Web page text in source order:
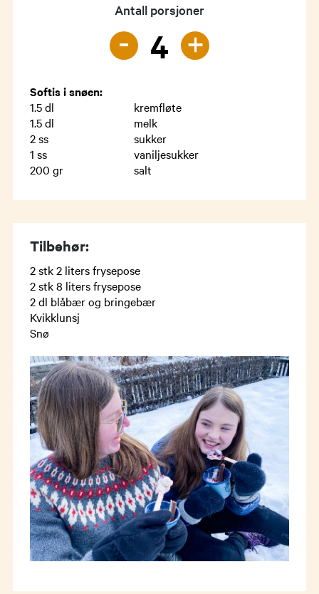
Antall porsjoner
- 4 +
Softis i snøen:
1.5dl
kremfløte
1.5dl
melk
2ss
sukker
1 ss
vaniljesukker
200 gr salt
Tilbehør:
2 stk 2 liters frysepose
2 stk 8 liters frysepose
2 dl blåbær og bringebær
Kvikklunsj
Snø